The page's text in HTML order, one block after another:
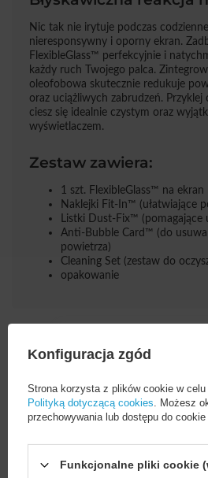
Nic tak nie irytuje podczas
nieresponsywny i oporny ekran.
FlexibleGlass™ perfekcyjnie i
każdy ruch Twojego palca.
oleofobowa skutecznie redukuje
oraz uciążliwych zabrudzeń. Przyklej
ciesz się idealnie czystym oraz
wyświetlaczem.
Zestaw zawiera:
1 szt. FlexibleGlass™ na ekran
Naklejki Fit-In™ (ułatwiające
Listki Dust-Fix™ (pomagające
Anti-Bubble Card™ (do
powietrza)
Cleaning Set (zestaw do
opakowanie
Marka
Podmiot odpowiedzialny
Konfiguracja zgód
Strona korzysta z plików cookie w celu
Polityką dotyczącą cookies . Możesz
przechowywania lub dostępu do cookie
Funkcjonalne pliki cookie